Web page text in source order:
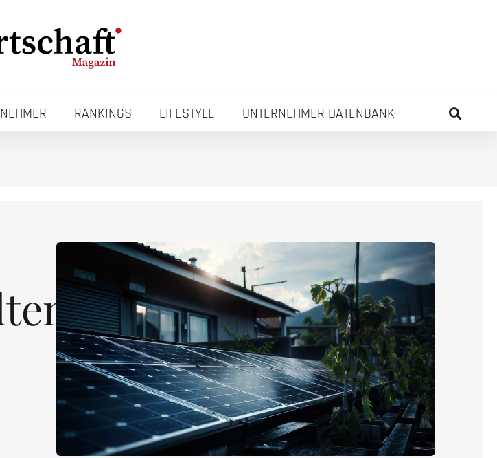
RANKINGS LIFESTYLE UNTERNEHMER DATENBANK